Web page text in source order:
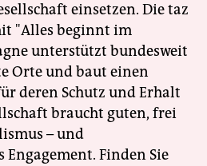
einsetzen. Die taz
"Alles beginnt im
unterstützt bundesweit
Orte und baut einen
deren Schutz und Erhalt
braucht guten, frei
– und
Finden Sie